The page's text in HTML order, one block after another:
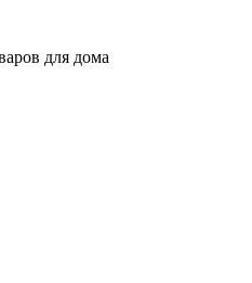
для дома